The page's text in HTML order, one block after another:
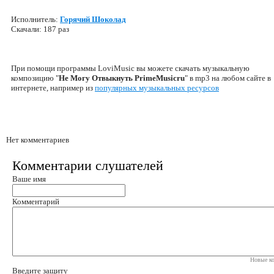
Исполнитель: Горячий Шоколад
Скачали: 187 раз
При помощи программы LoviMusic вы можете скачать музыкальную
композицию "Не Могу Отвыкнуть PrimeMusicru" в mp3 на любом сайте в
интернете, например из популярных музыкальных ресурсов
Нет комментариев
Комментарии слушателей
Ваше имя
Комментарий
Новые
Введите защиту